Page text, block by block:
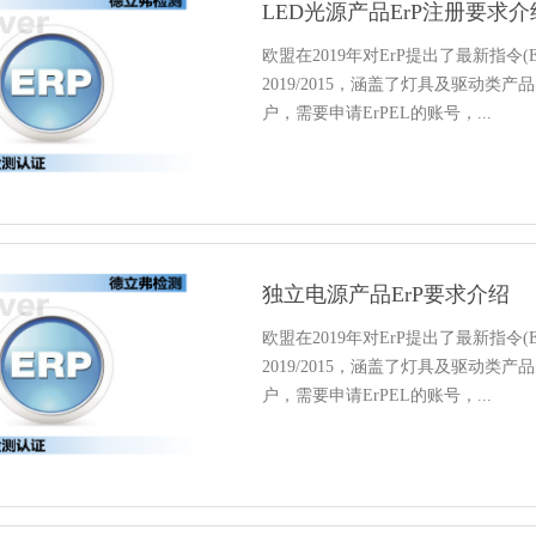
LED光源产品ErP注册要求介
欧盟在2019年对ErP提出了最新指令
2019/2015，涵盖了灯具及驱动类产
户，需要申请ErPEL的账号，...
独立电源产品ErP要求介绍
欧盟在2019年对ErP提出了最新指令
2019/2015，涵盖了灯具及驱动类产
户，需要申请ErPEL的账号，...